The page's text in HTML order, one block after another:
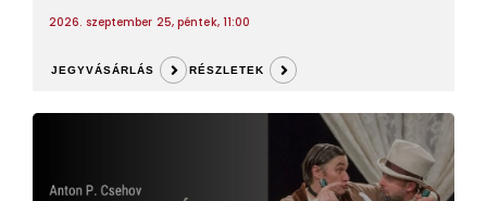
2026. szeptember 25, péntek, 11:00
JEGYVÁSÁRLÁS RÉSZLETEK